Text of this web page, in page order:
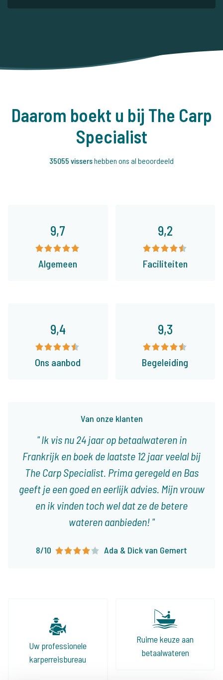
Daarom boekt u bij The Carp
Specialist
35055 vissershebben ons al beoordeeld
9,7
Algemeen
9,2
Faciliteiten
Van onze klanten
Ik vis nu 24 jaar op betaalwateren in
Frankrijk en boek de laatste 12 jaar veelal bij
The Carp Specialist. Prima geregeld en Bas
geeft je een goed en eerlijk advies. Mijn vrouw
en ik vinden toch wel dat ze de betere
wateren aanbieden!
8/10 Ada & Dick van Gemert
9,4
Ons aanbod
9,3
Begeleiding
Uw professionele
karperreisbureau
Ruime keuze aan
betaalwateren